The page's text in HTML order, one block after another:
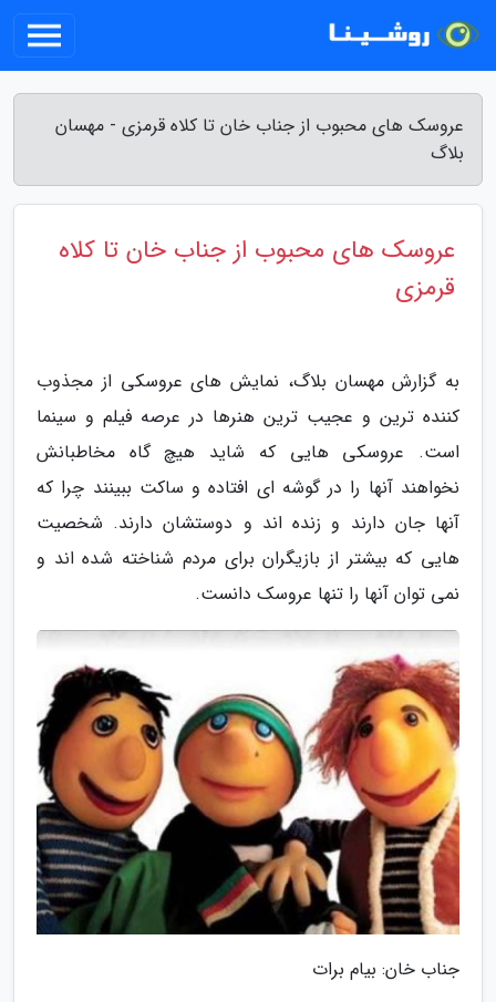
عروسک های محبوب از جناب خان تا کلاه قرمزی - مهسان
بلاگ
عروسک های محبوب از جناب خان تا کلاه
قرمزی
به گزارش مهسان بلاگ، نمایش های عروسکی از مجذوب
کننده ترین و عجیب ترین هنرها در عرصه فیلم و سینما
است. عروسکی هایی که شاید هیچ گاه مخاطبانش
نخواهند آنها را در گوشه ای افتاده و ساکت ببینند چرا که
آنها جان دارند و زنده اند و دوستشان دارند. شخصیت
هایی که بیشتر از بازیگران برای مردم شناخته شده اند و
نمی توان آنها را تنها عروسک دانست.
جناب خان: بیام برات